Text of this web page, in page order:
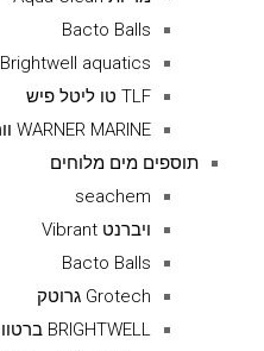
Bacto Balls
Brightwell aquatics -ברייטוול אקווטיקס
TLF טו ליטל פיש
WARNER MARINE וורנר מרין
תוספים מים מלוחים
seachem
ויברנט Vibrant
Bacto Balls
Grotech גרוטק
BRIGHTWELL ברטוויול